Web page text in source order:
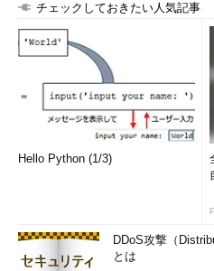
チェックしておきたい人気記事
Hello Python (1/3)
DDoS攻撃（
とは